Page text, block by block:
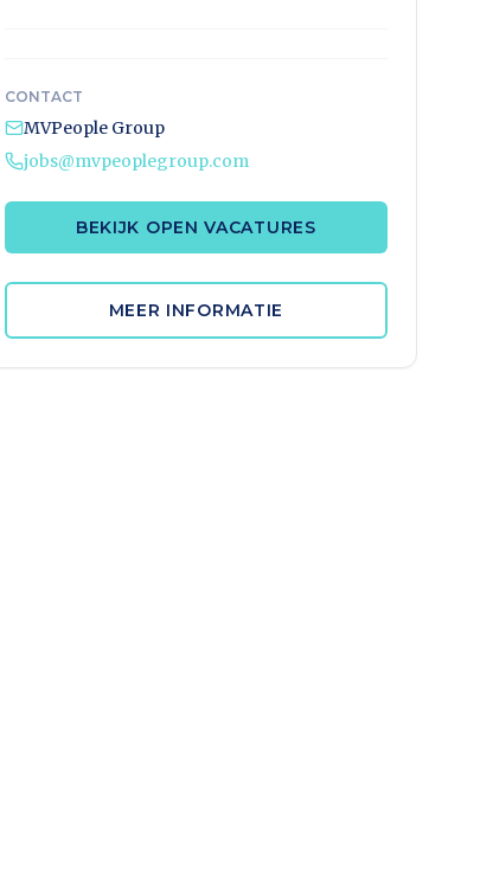
CONTACT
MVPeople Group
jobs@mvpeoplegroup.com
BEKIJK OPEN VACATURES
MEER INFORMATIE